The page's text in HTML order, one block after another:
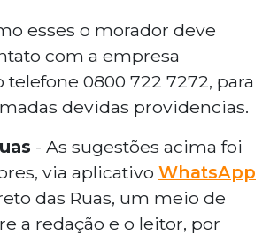
esses o morador deve
com a empresa
telefone 0800 722 7272, para
devidas providencias.
- As sugestões acima foi
via aplicativo WhatsApp
das Ruas, um meio de
a redação e o leitor, por